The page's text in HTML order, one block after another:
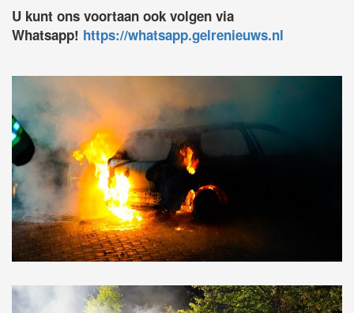
U kunt ons voortaan ook volgen via
Whatsapp! https://whatsapp.gelrenieuws.nl